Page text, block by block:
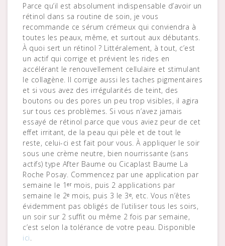
Parce qu’il est absolument indispensable d’avoir un
rétinol dans sa routine de soin, je vous
recommande ce sérum crémeux qui conviendra à
toutes les peaux, même, et surtout aux débutants.
À quoi sert un rétinol ? Littéralement, à tout, c’est
un actif qui corrige et prévient les rides en
accélérant le renouvellement cellulaire et stimulant
le collagène. Il corrige aussi les taches pigmentaires
et si vous avez des irrégularités de teint, des
boutons ou des pores un peu trop visibles, il agira
sur tous ces problèmes. Si vous n’avez jamais
essayé de rétinol parce que vous aviez peur de cet
effet irritant, de la peau qui pèle et de tout le
reste, celui-ci est fait pour vous. À appliquer le soir
sous une crème neutre, bien nourrissante (sans
actifs) type After Baume ou Cicaplast Baume La
Roche Posay. Commencez par une application par
semaine le 1ᵉʳ mois, puis 2 applications par
semaine le 2ᵉ mois, puis 3 le 3ᵉ, etc. Vous n’êtes
évidemment pas obligés de l’utiliser tous les soirs,
un soir sur 2 suffit ou même 2 fois par semaine,
c’est selon la tolérance de votre peau. Disponible
ici